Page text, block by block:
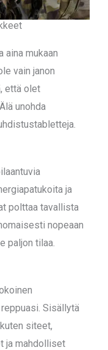
aina mukaan
vain janon
että olet
unohda
ja
polttaa tavallista
nopeaan
paljon tilaa.
Sisällytä
siteet,
ja mahdolliset